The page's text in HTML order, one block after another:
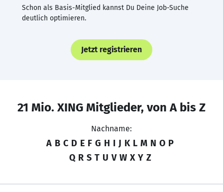
Schon als Basis-Mitglied kannst Du Deine Job-Suche
deutlich optimieren.
Jetzt registrieren
21 Mio. XING Mitglieder, von A bis Z
Nachname:
A B C D E F G H I J K L M N O P
Q R S T U V W X Y Z